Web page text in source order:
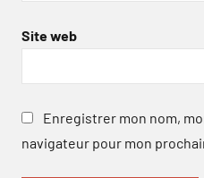
Site web
Enregistrer mon nom,
navigateur pour mon